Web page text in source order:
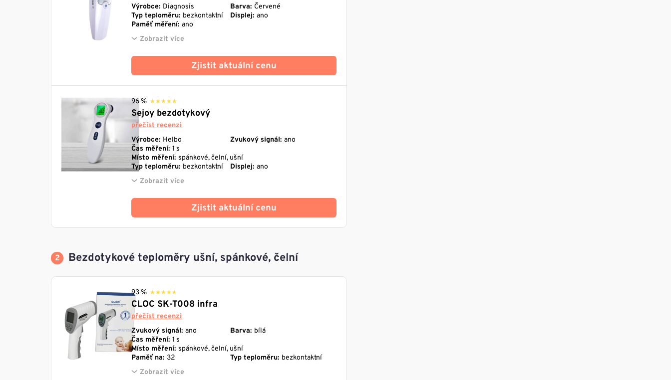
Výrobce: Diagnosis Barva: Červené
Typ teploměru: bezkontaktní Displej: ano
Paměť měření: ano
Zobrazit více
Zjistit aktuální cenu
96 % ★★★★★
★★★★★
Sejoy bezdotykový
přečíst recenzi
Výrobce: Helbo Zvukový signál: ano
Čas měření: 1 s
Místo měření: spánkové, čelní, ušní
Typ teploměru: bezkontaktní Displej: ano
Zobrazit více
Zjistit aktuální cenu
Bezdotykové teploměry ušní, spánkové, čelní
93 % ★★★★★
★★★★★
CLOC SK-T008 infra
přečíst recenzi
Zvukový signál: ano Barva: bílá
Čas měření: 1 s
Místo měření: spánkové, čelní, ušní
Paměť na: 32 Typ teploměru: bezkontaktní
Zobrazit více